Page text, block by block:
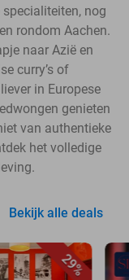
nog
rondom Aachen.
naar Azië en
curry’s of
in Europese
genieten
van authentieke
het volledige
Bekijk alle deals
29%